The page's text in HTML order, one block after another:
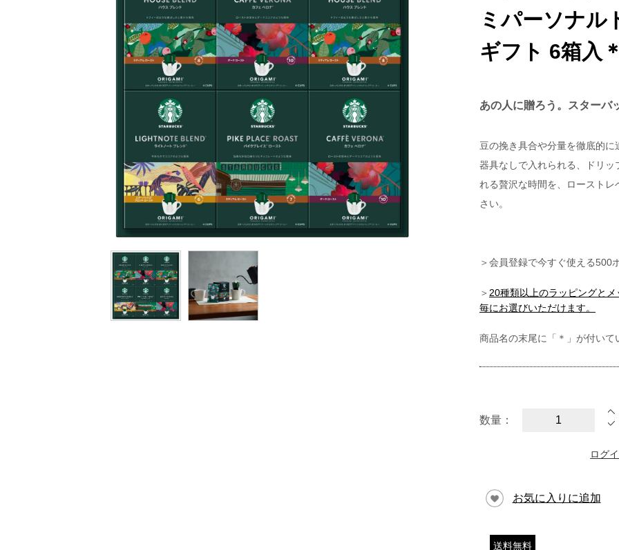
ミパーソナル
ギフト 6箱入＊
あの人に贈ろう。スターバ
豆の挽き具合や分量を徹底的
器具なしで入れられる、ドリ
れる贅沢な時間を、ロースト
さい。
＞会員登録で今すぐ使える500
＞ 20種類以上のラッピングと
毎にお選びいただけます。
商品名の末尾に「＊」が付いて
数量：
ログ
お気に入りに追加
送料無料